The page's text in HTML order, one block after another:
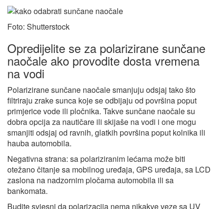
Foto: Shutterstock
Opredijelite se za polarizirane sunčane
naočale ako provodite dosta vremena
na vodi
Polarizirane sunčane naočale smanjuju odsjaj tako što
filtriraju zrake sunca koje se odbijaju od površina poput
primjerice vode ili pločnika. Takve sunčane naočale su
dobra opcija za nautičare ili skijaše na vodi i one mogu
smanjiti odsjaj od ravnih, glatkih površina poput kolnika ili
hauba automobila.
Negativna strana: sa polariziranim lećama može biti
otežano čitanje sa mobilnog uređaja, GPS uređaja, sa LCD
zaslona na nadzornim pločama automobila ili sa
bankomata.
Budite svjesni da polarizacija nema nikakve veze sa UV